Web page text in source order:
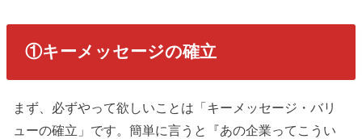
①キーメッセージの確立
まず、必ずやって欲しいことは「キーメッセージ・バリ
ューの確立」です。簡単に言うと『あの企業ってこうい